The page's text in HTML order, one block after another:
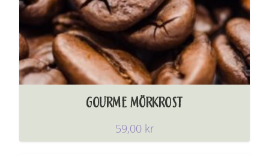
GOURME MÖRKROST
59,00 kr